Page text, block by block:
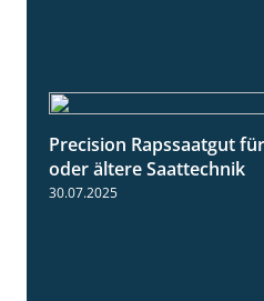
Precision Rapssaatgut
oder ältere Saattechnik
30.07.2025